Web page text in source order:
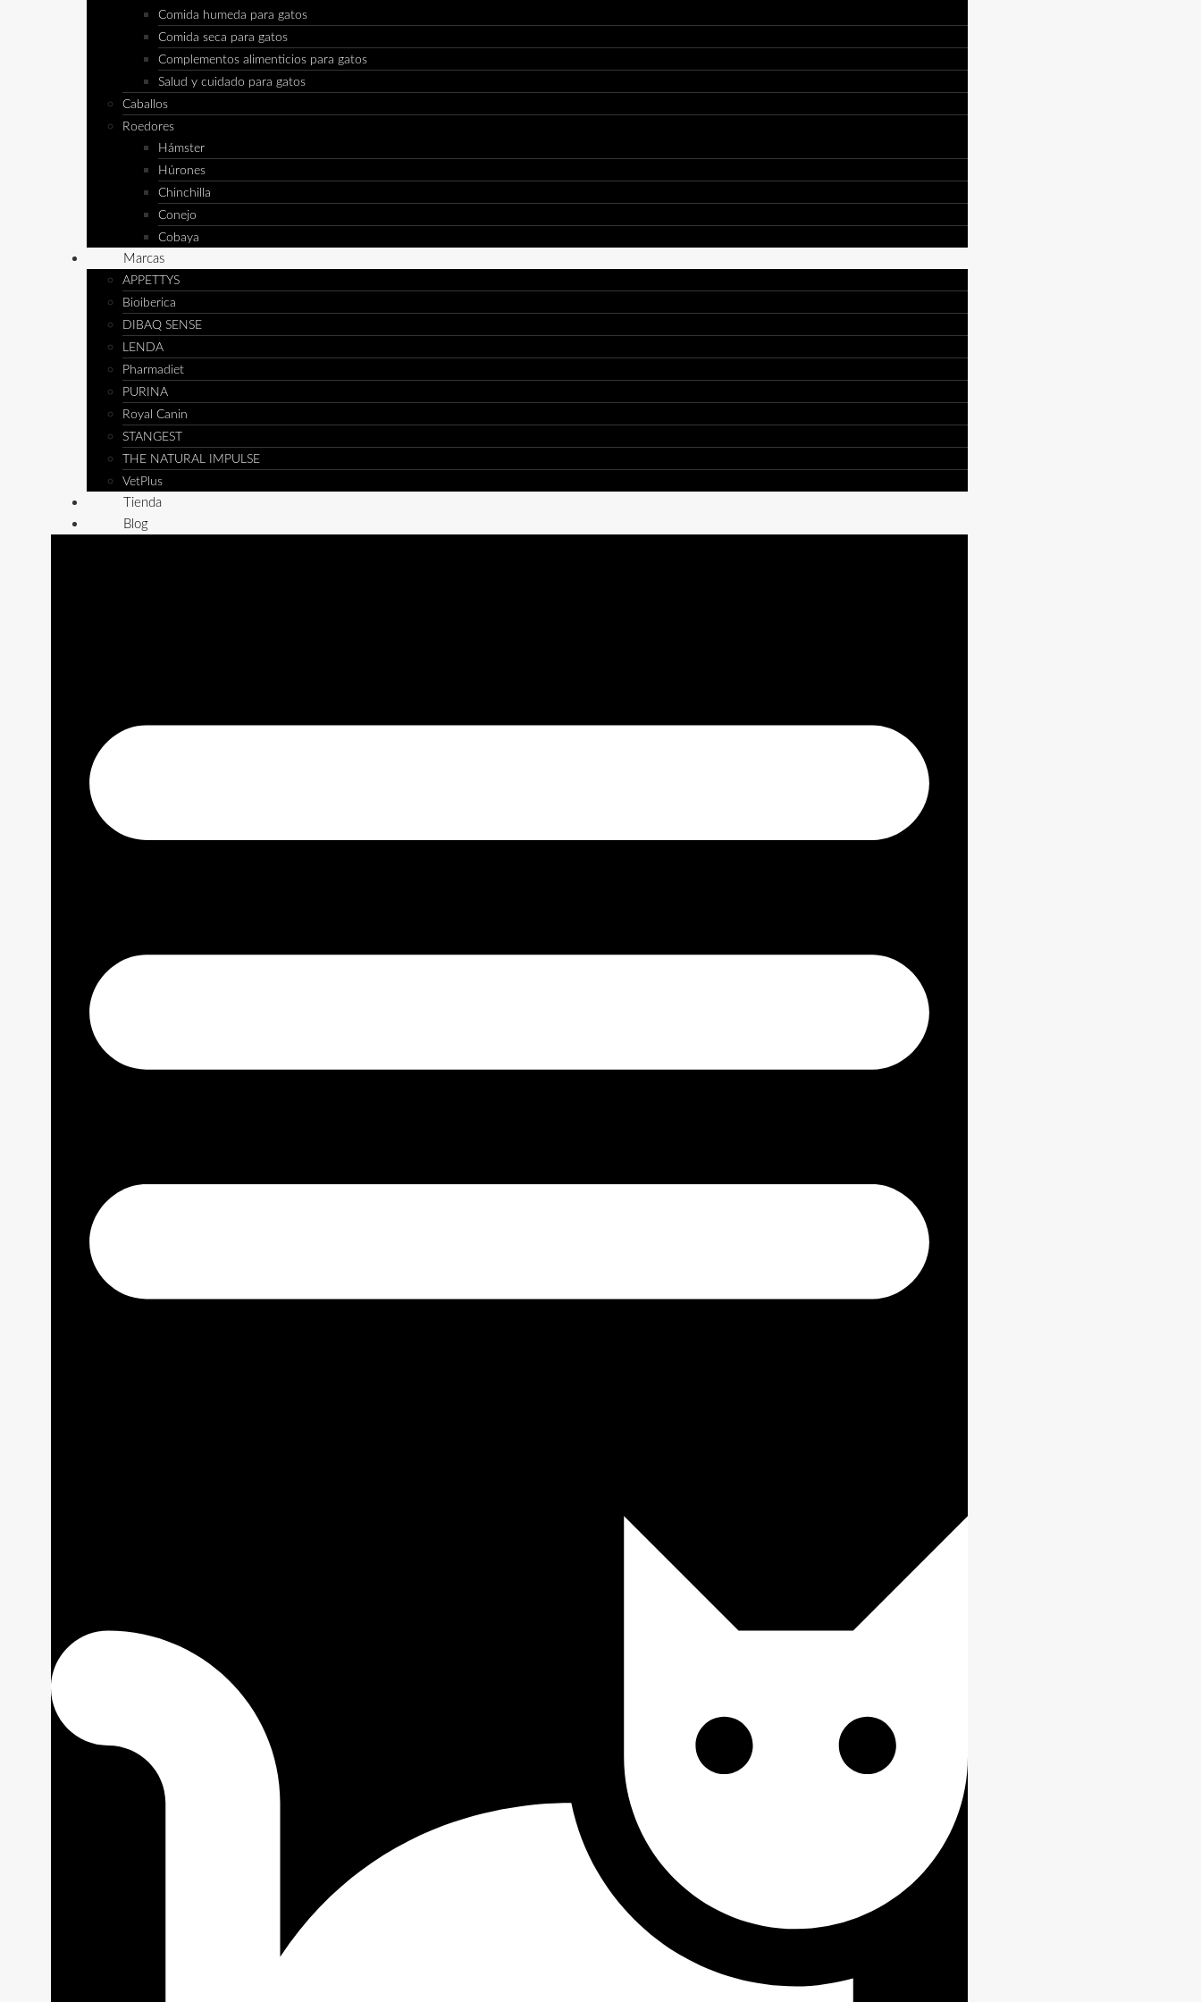
Comida humeda para gatos
Comida seca para gatos
Complementos alimenticios para gatos
Salud y cuidado para gatos
Caballos
Roedores
Hámster
Húrones
Chinchilla
Conejo
Cobaya
Marcas
APPETTYS
Bioiberica
DIBAQ SENSE
LENDA
Pharmadiet
PURINA
Royal Canin
STANGEST
THE NATURAL IMPULSE
VetPlus
Tienda
Blog